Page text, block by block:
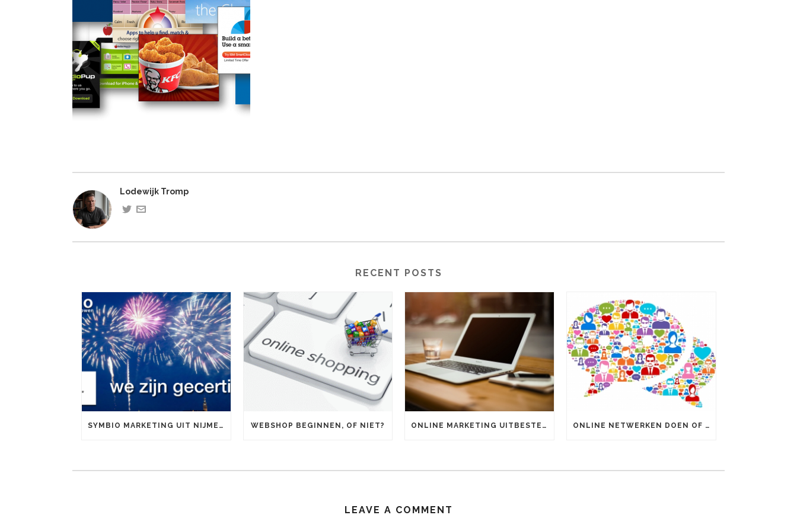
Lodewijk Tromp
RECENT POSTS
SYMBIO MARKETING UIT NIJMEGEN IS OFFICIEEL GOOGLE PARTNER WEBSHOP BEGINNEN, OF NIET? ONLINE MARKETING UITBESTEDEN OF ZELF DOEN? ONLINE NETWERKEN DOEN OF NIET?
LEAVE A COMMENT